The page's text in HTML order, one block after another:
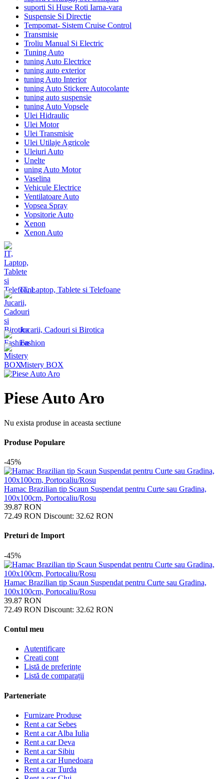
suporti Si Huse Roti Iarna-vara
Suspensie Si Directie
Tempomat- Sistem Cruise Control
Transmisie
Troliu Manual Si Electric
Tuning Auto
tuning Auto Electrice
tuning auto exterior
tuning Auto Interior
tuning Auto Stickere Autocolante
tuning auto suspensie
tuning Auto Vopsele
Ulei Hidraulic
Ulei Motor
Ulei Transmisie
Ulei Utilaje Agricole
Uleiuri Auto
Unelte
uning Auto Motor
Vaselina
Vehicule Electrice
Ventilatoare Auto
Vopsea Spray
Vopsitorie Auto
Xenon
Xenon Auto
IT, Laptop, Tablete si Telefoane
Jucarii, Cadouri si Birotica
Fashion
Mistery BOX
Piese Auto Aro
Nu exista produse in aceasta sectiune
Produse Populare
-45%
Hamac Brazilian tip Scaun Suspendat pentru Curte sau Gradina,
100x100cm, Portocaliu/Rosu
39.87 RON
72.49 RON Discount: 32.62 RON
Preturi de Import
-45%
Hamac Brazilian tip Scaun Suspendat pentru Curte sau Gradina,
100x100cm, Portocaliu/Rosu
39.87 RON
72.49 RON Discount: 32.62 RON
Contul meu
Autentificare
Creati cont
Listă de preferințe
Listă de comparații
Parteneriate
Furnizare Produse
Rent a car Sebes
Rent a car Alba Iulia
Rent a car Deva
Rent a car Sibiu
Rent a car Hunedoara
Rent a car Turda